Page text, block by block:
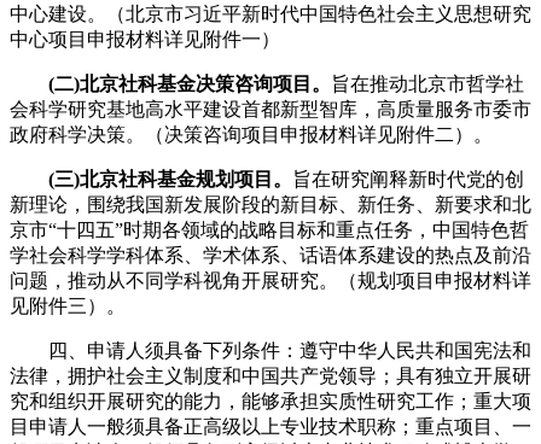
中心建设。（北京市习近平新时代中国特色社会主义思想研究
中心项目申报材料详见附件一）
(二)北京社科基金决策咨询项目。
旨在推动北京市哲学社
会科学研究基地高水平建设首都新型智库，高质量服务市委市
政府科学决策。（决策咨询项目申报材料详见附件二）。
(三)北京社科基金规划项目。
旨在研究阐释新时代党的创
新理论，围绕我国新发展阶段的新目标、新任务、新要求和北
京市“十四五”时期各领域的战略目标和重点任务，中国特色哲
学社会科学学科体系、学术体系、话语体系建设的热点及前沿
问题，推动从不同学科视角开展研究。（规划项目申报材料详
见附件三）。
四、申请人须具备下列条件：遵守中华人民共和国宪法和
法律，拥护社会主义制度和中国共产党领导；具有独立开展研
究和组织开展研究的能力，能够承担实质性研究工作；重大项
目申请人一般须具备正高级以上专业技术职称；重点项目、一